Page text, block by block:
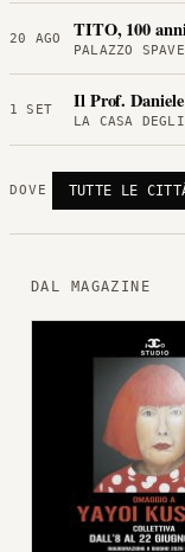
20 AGO TITO, 100
1 SET Il Prof.
DOVE TUTTE LE
DAL MAGAZINE